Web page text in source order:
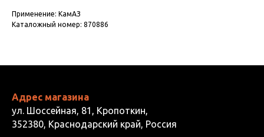
Применение: КамАЗ
Каталожный номер: 870886
Адрес магазина
ул. Шоссейная, 81, Кропоткин,
352380, Краснодарский край, Россия